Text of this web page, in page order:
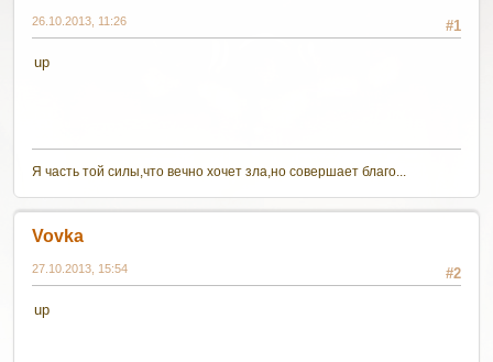
#1
26.10.2013, 11:26
up
Я часть той силы,что вечно хочет зла,но совершает благо...
Vovka
#2
27.10.2013, 15:54
up